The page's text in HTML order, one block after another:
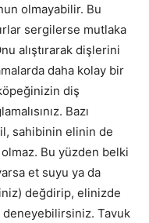
olmayabilir. Bu
sergilerse mutlaka
alıştırarak dişlerini
daha kolay bir
diş
Bazı
sahibinin elinin de
Bu yüzden belki
et suyu ya da
değdirip, elinizde
deneyebilirsiniz. Tavuk